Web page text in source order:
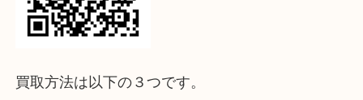
査定は無料で致します。
お近くにお越しの際はご利用くださいませ。